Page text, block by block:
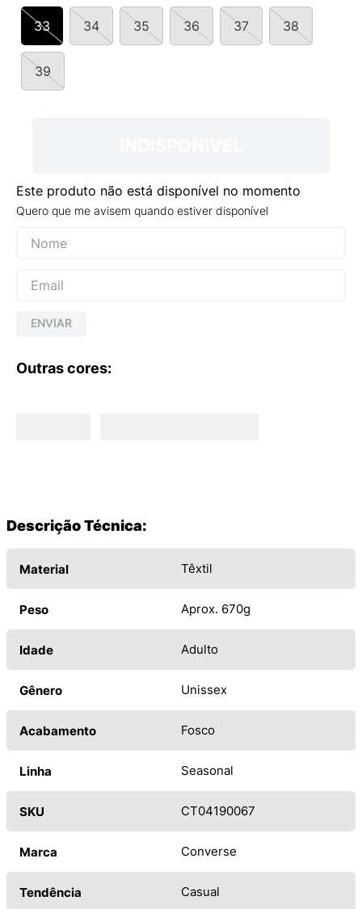
33 34 35 36 37 38
39
Este produto não está disponível no momento
Quero que me avisem quando estiver disponível
ENVIAR
Outras cores:
Descrição Técnica:
Material Têxtil
Peso Aprox. 670g
Idade Adulto
Gênero Unissex
Acabamento Fosco
Linha Seasonal
SKU CT04190067
Marca Converse
Tendência Casual
9º
VEJA COUNTRY
10º NEW 530